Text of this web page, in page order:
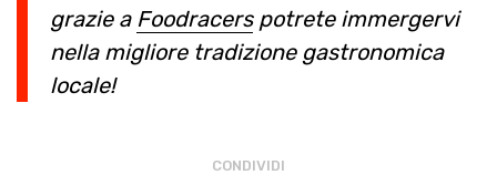
grazie a Foodracerspotrete immergervi
nella migliore tradizione gastronomica
locale!
CONDIVIDI